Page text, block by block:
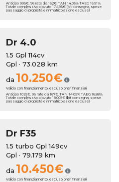
Anticipo 995€. 96 rate da 162€. TAN 14.05% TAEG 16.91%.
Totale complessivo dovuto 17.495€ (kit consegna, spese
passaggio di proprietà e immatricolazione escluse)
Dr 4.0
1.5 Gpl 114cv
Gpl · 73.028 km
da 10.250€
Valido con finanziamento, escluso oneri finanziari
Anticipo 1025€. 96 rate da 167€. TAN 14.05% TAEG 16.88%.
Totale complessivo dovuto 18.005€ (kit consegna, spese
passaggio di proprietà e immatricolazione escluse)
Dr F35
1.5 turbo Gpl 149cv
Gpl · 79.179 km
da 10.450€
Valido con finanziamento, escluso oneri finanziari